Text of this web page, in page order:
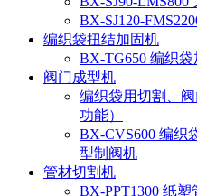
BX-SJ120-
编织袋扭结加固机
BX-TG650 编织
阀门成型机
编织袋用切割、
功能）
BX-CVS600 编织
型制阀机
管材切割机
BX-PPT1300 纸